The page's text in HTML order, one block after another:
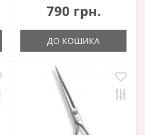
790 грн.
ДО КОШИКА